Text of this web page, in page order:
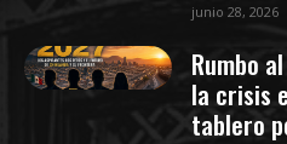
junio 28, 2026
Rumbo
la crisis
tablero